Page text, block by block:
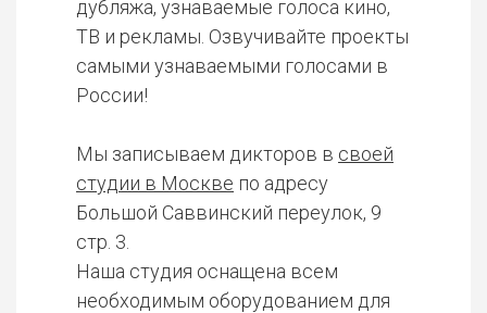
дубляжа, узнаваемые голоса кино,
ТВ и рекламы. Озвучивайте проекты
самыми узнаваемыми голосами в
России!
Мы записываем дикторов в своей
студии в Москве по адресу
Большой Саввинский переулок, 9
стр. 3.
Наша студия оснащена всем
необходимым оборудованием для